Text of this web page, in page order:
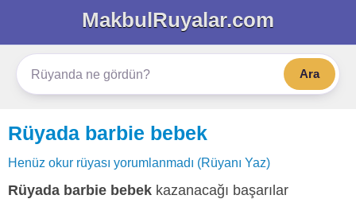
MakbulRuyalar.com
Ara
Rüyada barbie bebek
Henüz okur rüyası yorumlanmadı (Rüyanı Yaz)
Rüyada barbie bebek kazanacağı başarılar